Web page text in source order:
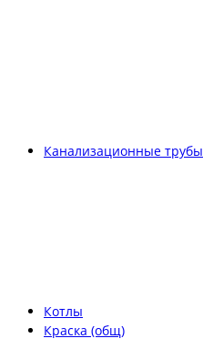
Канализационные трубы
Котлы
Краска (общ)